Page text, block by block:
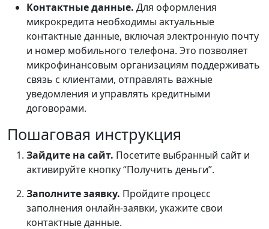
Контактные данные. Для оформления
микрокредита необходимы актуальные
контактные данные, включая электронную почту
и номер мобильного телефона. Это позволяет
микрофинансовым организациям поддерживать
связь с клиентами, отправлять важные
уведомления и управлять кредитными
договорами.
Пошаговая инструкция
Зайдите на сайт. Посетите выбранный сайт и
активируйте кнопку “Получить деньги”.
Заполните заявку. Пройдите процесс
заполнения онлайн-заявки, укажите свои
контактные данные.